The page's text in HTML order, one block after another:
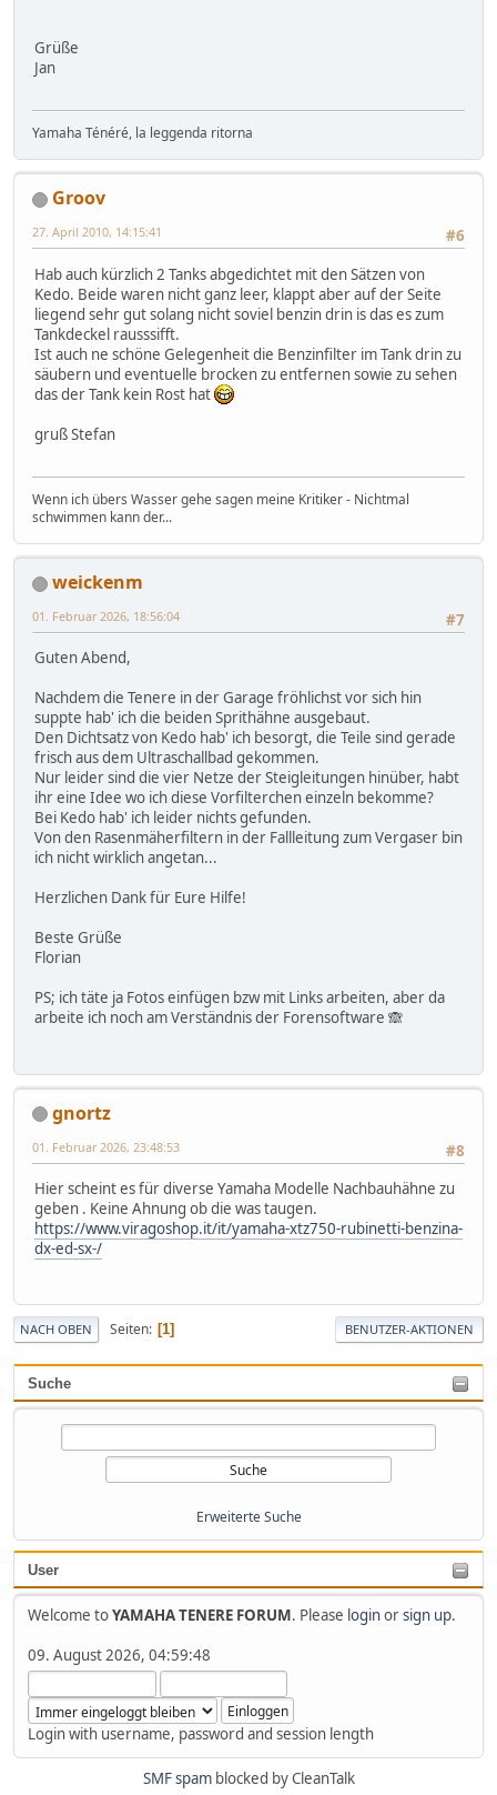
Suche
Erweiterte Suche
User
Welcome toYAMAHA TENERE FORUM. Please loginorsign up.
09. August 2026, 04:59:48
Login with username, password and session length
Grüße
Jan
Yamaha Ténéré, la leggenda ritorna
Groov
#6
27. April 2010, 14:15:41
Hab auch kürzlich 2 Tanks abgedichtet mit den Sätzen von
Kedo. Beide waren nicht ganz leer, klappt aber auf der Seite
liegend sehr gut solang nicht soviel benzin drin is das es zum
Tankdeckel rausssifft.
Ist auch ne schöne Gelegenheit die Benzinfilter im Tank drin zu
säubern und eventuelle brocken zu entfernen sowie zu sehen
das der Tank kein Rost hat
gruß Stefan
Wenn ich übers Wasser gehe sagen meine Kritiker - Nichtmal
schwimmen kann der...
weickenm
#7
01. Februar 2026, 18:56:04
Guten Abend,
Nachdem die Tenere in der Garage fröhlichst vor sich hin
suppte hab' ich die beiden Sprithähne ausgebaut.
Den Dichtsatz von Kedo hab' ich besorgt, die Teile sind gerade
frisch aus dem Ultraschallbad gekommen.
Nur leider sind die vier Netze der Steigleitungen hinüber, habt
ihr eine Idee wo ich diese Vorfilterchen einzeln bekomme?
Bei Kedo hab' ich leider nichts gefunden.
Von den Rasenmäherfiltern in der Fallleitung zum Vergaser bin
ich nicht wirklich angetan...
Herzlichen Dank für Eure Hilfe!
Beste Grüße
Florian
PS; ich täte ja Fotos einfügen bzw mit Links arbeiten, aber da
arbeite ich noch am Verständnis der Forensoftware 🙈
gnortz
#8
01. Februar 2026, 23:48:53
Hier scheint es für diverse Yamaha Modelle Nachbauhähne zu
geben . Keine Ahnung ob die was taugen.
https://www.viragoshop.it/it/yamaha-xtz750-rubinetti-benzina-
dx-ed-sx-/
NACH OBEN Seiten 1 BENUTZER-AKTIONEN
SMF spamblocked by CleanTalk